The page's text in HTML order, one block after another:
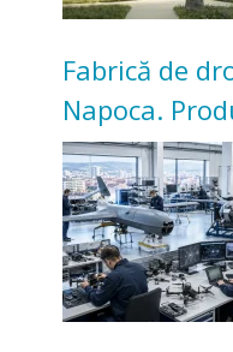
Fabrică de
Napoca.
înceapă în